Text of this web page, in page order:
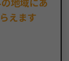
えます